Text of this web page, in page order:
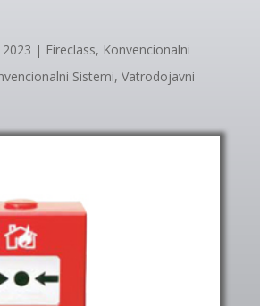
2023 | Fireclass, Konvencionalni
Sistemi, Vatrodojavni